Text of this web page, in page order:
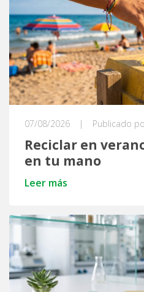
07/08/2026 | Publicado
Reciclar en
en tu mano
Leer más